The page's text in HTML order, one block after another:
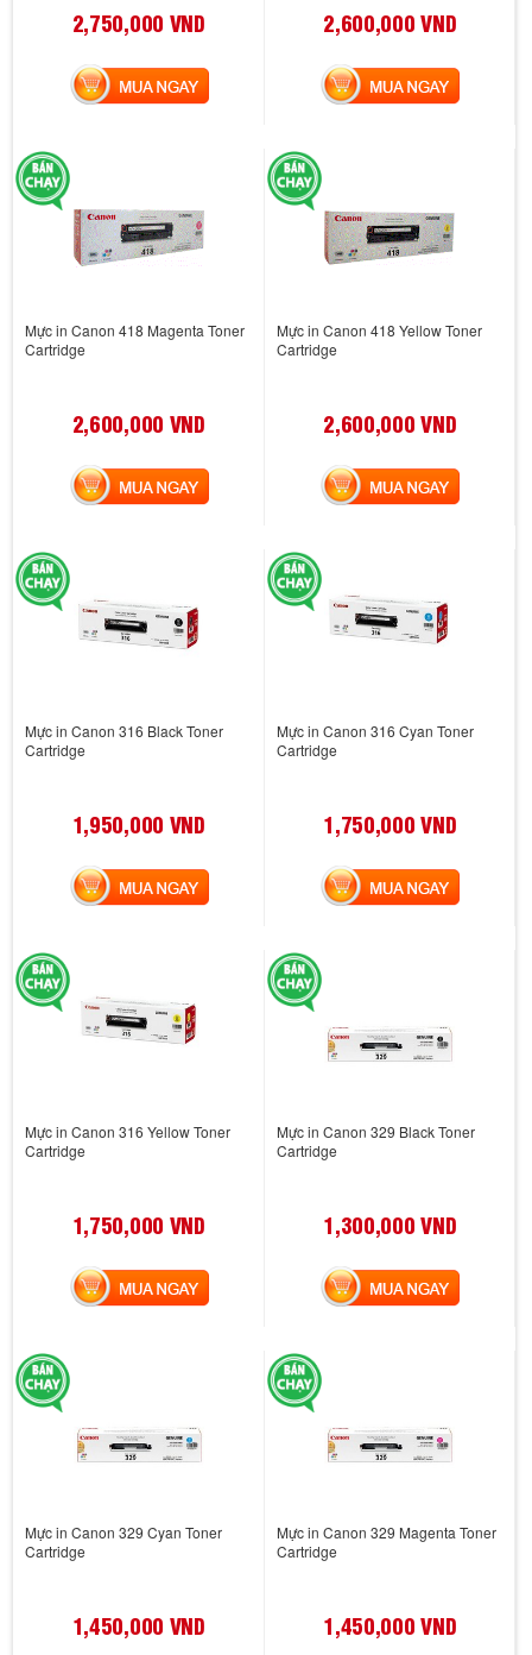
2,750,000 VND
MUA NGAY
2,600,000 VND
MUA NGAY
Mực in Canon 418 Magenta Toner
Cartridge
2,600,000 VND
MUA NGAY
Mực in Canon 418 Yellow Toner
Cartridge
2,600,000 VND
MUA NGAY
Mực in Canon 316 Black Toner
Cartridge
1,950,000 VND
MUA NGAY
Mực in Canon 316 Cyan Toner
Cartridge
1,750,000 VND
MUA NGAY
Mực in Canon 316 Yellow Toner
Cartridge
1,750,000 VND
MUA NGAY
Mực in Canon 329 Black Toner
Cartridge
1,300,000 VND
MUA NGAY
Mực in Canon 329 Cyan Toner
Cartridge
1,450,000 VND
Mực in Canon 329 Magenta Toner
Cartridge
1,450,000 VND